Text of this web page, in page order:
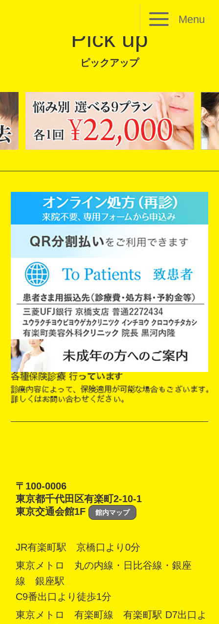
Menu
Pick up
ピックアップ
〒100-0006
東京都千代田区有楽町2-10-1
東京交通会館1F
館内マップ
JR有楽町駅 京橋口より0分
東京メトロ 丸の内線・日比谷線・銀座
線 銀座駅
C9番出口より徒歩1分
東京メトロ 有楽町線 有楽町駅 D7出口よ